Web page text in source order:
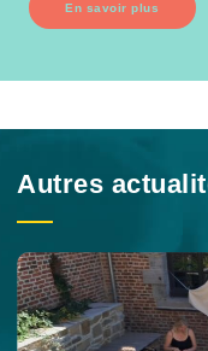
En savoir plus
Autres